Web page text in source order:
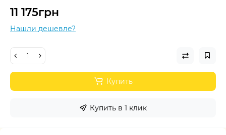
11 175грн
Нашли дешевле?
Купить
Купить в 1 клик